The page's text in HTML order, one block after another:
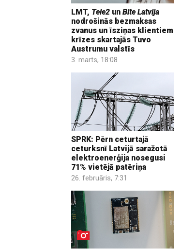
LMT, Tele2 un Bite Latvija
nodrošinās bezmaksas
zvanus un īsziņas klientiem
krīzes skartajās Tuvo
Austrumu valstīs
3. marts, 18:08
SPRK: Pērn ceturtajā
ceturksnī Latvijā saražotā
elektroenerģija nosegusi
71% vietējā patēriņa
26. februāris, 7:31